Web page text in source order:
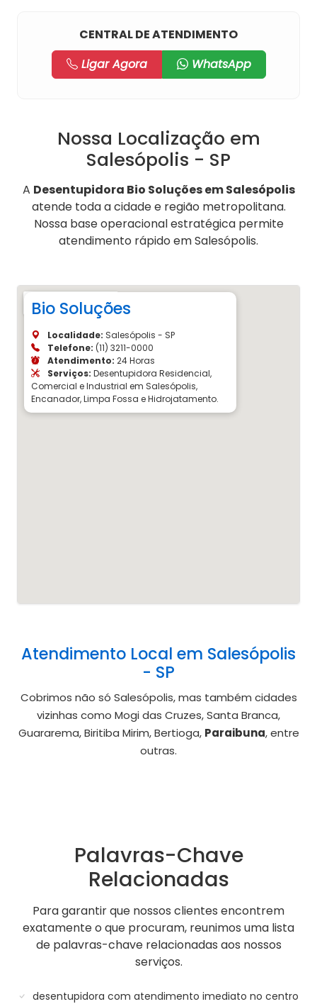
CENTRAL DE ATENDIMENTO
Ligar Agora
WhatsApp
Nossa Localização em
Salesópolis - SP
A Desentupidora Bio Soluções em Salesópolis
atende toda a cidade e região metropolitana.
Nossa base operacional estratégica permite
atendimento rápido em Salesópolis.
Bio Soluções
Localidade: Salesópolis - SP
Telefone: (11) 3211-0000
Atendimento: 24 Horas
Serviços: Desentupidora Residencial,
Comercial e Industrial em Salesópolis,
Encanador, Limpa Fossa e Hidrojatamento.
Atendimento Local em Salesópolis
- SP
Cobrimos não só Salesópolis, mas também cidades
vizinhas como Mogi das Cruzes, Santa Branca,
Guararema, Biritiba Mirim, Bertioga, Paraibuna, entre
outras.
Palavras-Chave
Relacionadas
Para garantir que nossos clientes encontrem
exatamente o que procuram, reunimos uma lista
de palavras-chave relacionadas aos nossos
serviços.
desentupidora com atendimento imediato no centro